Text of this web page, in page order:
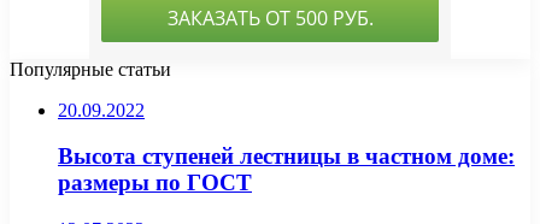
Популярные статьи
20.09.2022
Высота ступеней лестницы в частном доме:
размеры по ГОСТ